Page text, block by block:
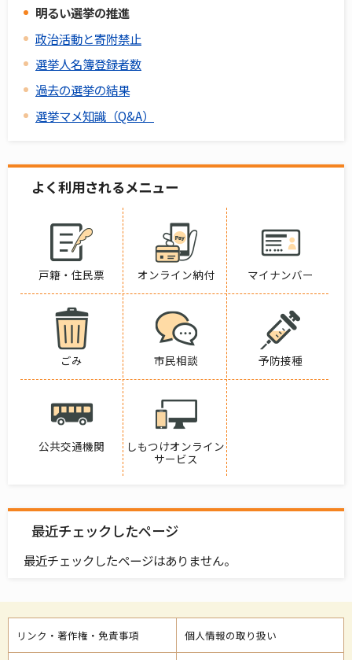
明るい選挙の推進
政治活動と寄附禁止
選挙人名簿登録者数
過去の選挙の結果
選挙マメ知識（Q&A）
よく利用されるメニュー
戸籍・住民票 オンライン納付 マイナンバー
ごみ 市民相談 予防接種
公共交通機関
しもつけオンライン
サービス
最近チェックしたページ
最近チェックしたページはありません。
リンク・著作権・免責事項 個人情報の取り扱い